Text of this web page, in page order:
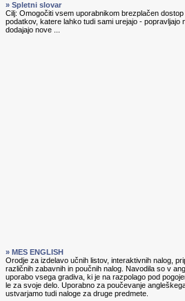
» Spletni slovar
Cilj: Omogočiti vsem uporabnikom brezplačen
podatkov, katere lahko tudi sami urejajo - popravljajo
dodajajo nove ...
» MES ENGLISH
Orodje za izdelavo učnih listov, interaktivnih nalog,
različnih zabavnih in poučnih nalog. Navodila so v
uporabo vsega gradiva, ki je na razpolago pod
le za svoje delo. Uporabno za poučevanje
ustvarjamo tudi naloge za druge predmete.